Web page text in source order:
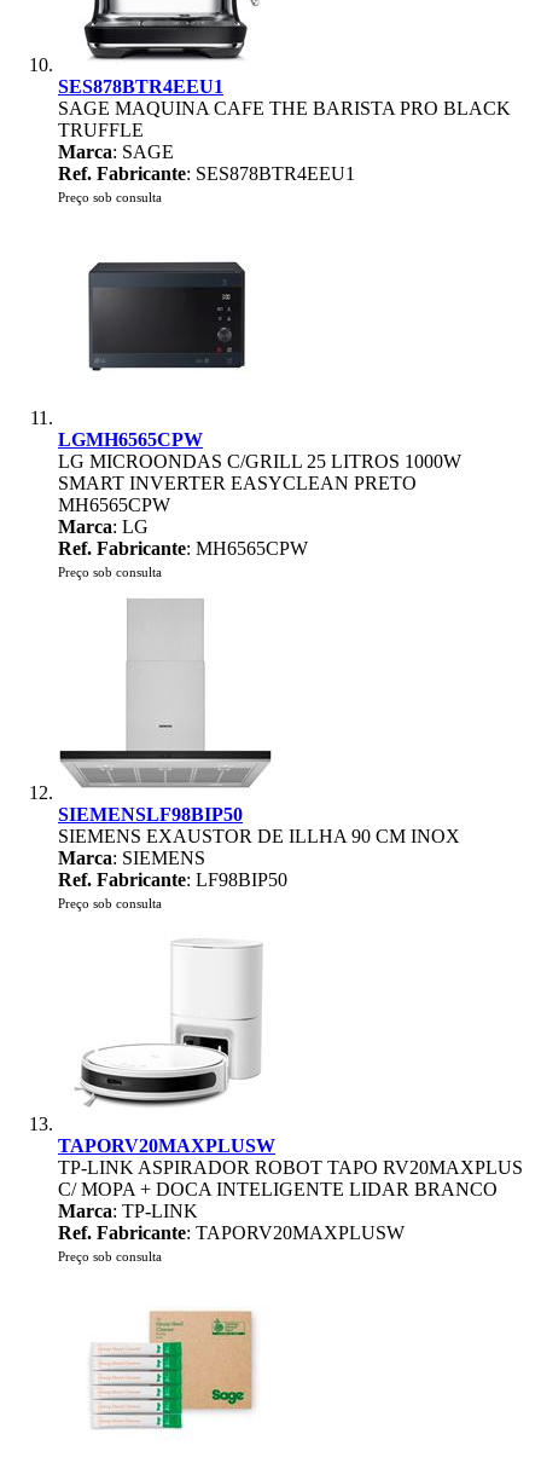
SES878BTR4EEU1
SAGE MAQUINA CAFE THE BARISTA PRO BLACK
TRUFFLE
Marca: SAGE
Ref. Fabricante: SES878BTR4EEU1
Preço sob consulta
LGMH6565CPW
LG MICROONDAS C/GRILL 25 LITROS 1000W
SMART INVERTER EASYCLEAN PRETO
MH6565CPW
Marca: LG
Ref. Fabricante: MH6565CPW
Preço sob consulta
SIEMENSLF98BIP50
SIEMENS EXAUSTOR DE ILLHA 90 CM INOX
Marca: SIEMENS
Ref. Fabricante: LF98BIP50
Preço sob consulta
TAPORV20MAXPLUSW
TP-LINK ASPIRADOR ROBOT TAPO RV20MAXPLUS
C/ MOPA + DOCA INTELIGENTE LIDAR BRANCO
Marca: TP-LINK
Ref. Fabricante: TAPORV20MAXPLUSW
Preço sob consulta